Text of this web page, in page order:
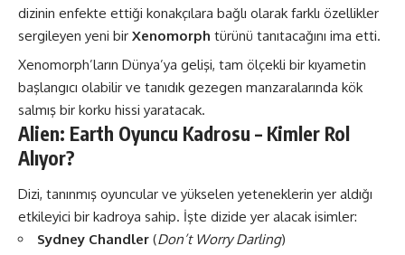
dizinin enfekte ettiği konakçılara bağlı olarak farklı özellikler
sergileyen yeni bir Xenomorph türünü tanıtacağını ima etti​.
Xenomorph’ların Dünya’ya gelişi, tam ölçekli bir kıyametin
başlangıcı olabilir ve tanıdık gezegen manzaralarında kök
salmış bir korku hissi yaratacak​.
Alien: Earth Oyuncu Kadrosu – Kimler Rol
Alıyor?
Dizi, tanınmış oyuncular ve yükselen yeteneklerin yer aldığı
etkileyici bir kadroya sahip. İşte dizide yer alacak isimler:
Sydney Chandler (Don’t Worry Darling)